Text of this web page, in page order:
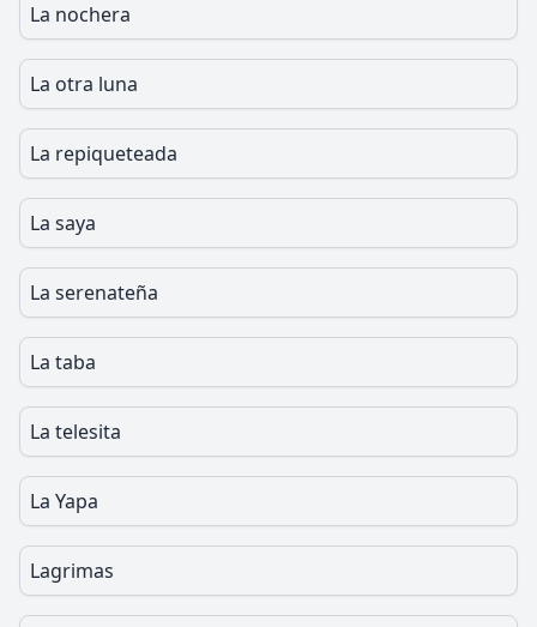
La nochera
La otra luna
La repiqueteada
La saya
La serenateña
La taba
La telesita
La Yapa
Lagrimas